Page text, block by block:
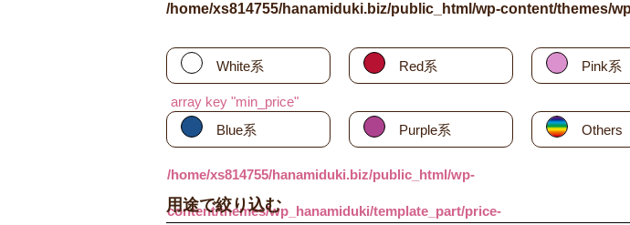
Warning: Undefined
array key "min_price"
in
/home/xs814755/hanamiduki.biz/public_html/wp-
content/themes/wp_hanamiduki/template_part/price-
/home/xs814755/hanamiduki.biz/public_html/wp-content/themes/
White系 Red系 Pink系
Blue系 Purple系 Others
用途で絞り込む